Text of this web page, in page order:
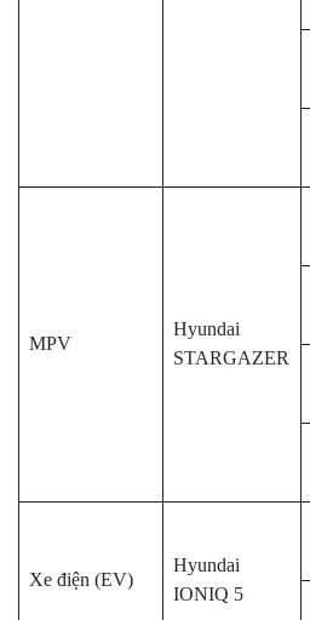
MPV
Hyundai
STARGAZER
Xe điện (EV)
Hyundai
IONIQ 5